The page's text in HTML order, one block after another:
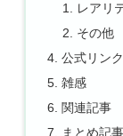
レアリ
その他
公式リンク
雑感
関連記事
まとめ記事